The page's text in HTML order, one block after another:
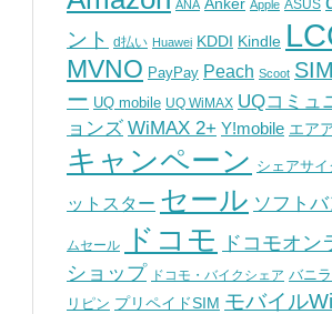
ANA Anker Apple ASUS
ント
d払い Huawei KDDI Kindle
MVNO PayPay Peach Scoot
ー UQ mobile UQ WiMAX UQコミュ
ョンズ WiMAX 2+ Y!mobile エア
キャンペーン シェアサイ
ットスター セール ソフトバ
ムセール ドコモ
ドコモオン
ショップ ドコモ・バイクシェア バニ
リピン プリペイドSIM モバイル